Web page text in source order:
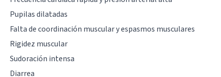
Pupilas dilatadas
Falta de coordinación muscular y espasmos musculares
Rigidez muscular
Sudoración intensa
Diarrea